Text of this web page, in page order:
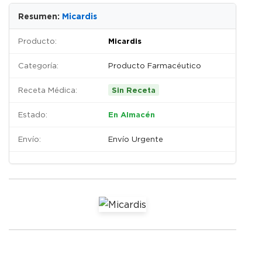
Resumen: Micardis
Producto: Micardis
Categoría: Producto Farmacéutico
Receta Médica: Sin Receta
Estado: En Almacén
Envío: Envío Urgente